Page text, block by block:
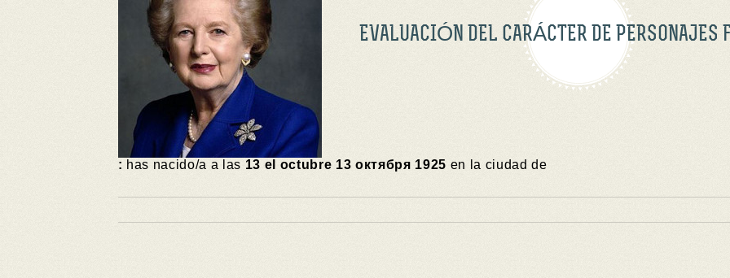
EVALUACIÓN DEL CARÁCTER DE PERSONAJES
: has nacido/a a las 13 el octubre 13 октября 1925 en la ciudad de